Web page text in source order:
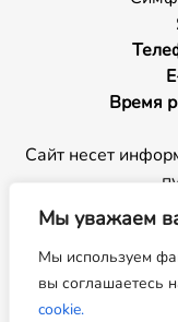
Мы уважаем
Мы используем
вы соглашаетесь
cookie.
Время
Сайт несет
Копирование